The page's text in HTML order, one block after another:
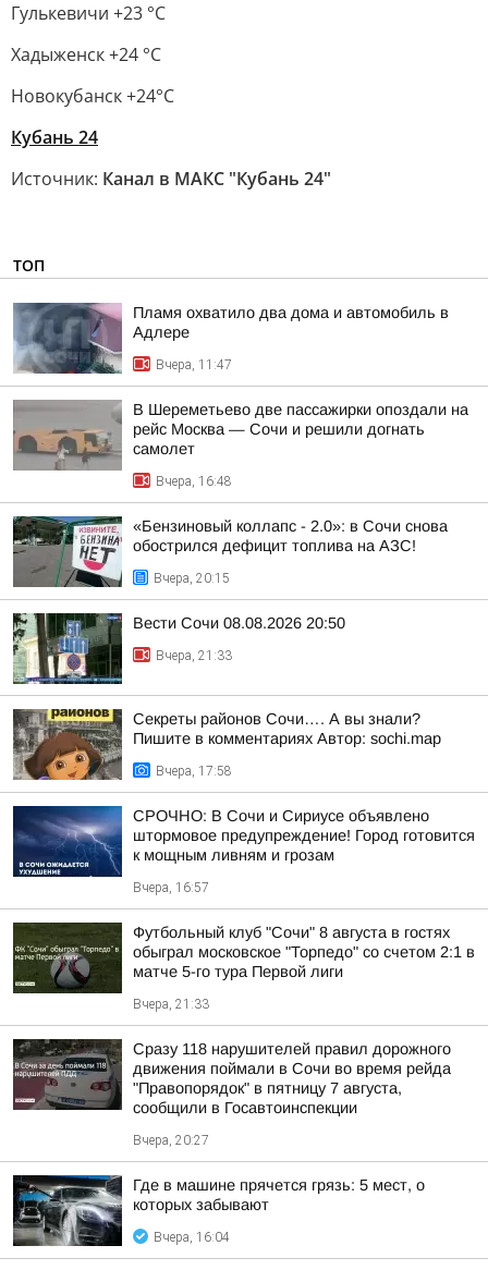
Гулькевичи +23 °С
Хадыженск +24 °С
Новокубанск +24°С
Кубань 24
Источник: Канал в МАКС "Кубань 24"
ТОП
Пламя охватило два дома и автомобиль в
Адлере
Вчера, 11:47
В Шереметьево две пассажирки опоздали на
рейс Москва — Сочи и решили догнать
самолет
Вчера, 16:48
«Бензиновый коллапс - 2.0»: в Сочи снова
обострился дефицит топлива на АЗС!
Вчера, 20:15
Вести Сочи 08.08.2026 20:50
Вчера, 21:33
Секреты районов Сочи…. А вы знали?
Пишите в комментариях Автор: sochi.map
Вчера, 17:58
СРОЧНО: В Сочи и Сириусе объявлено
штормовое предупреждение! Город готовится
к мощным ливням и грозам
Вчера, 16:57
Футбольный клуб "Сочи" 8 августа в гостях
обыграл московское "Торпедо" со счетом 2:1 в
матче 5-го тура Первой лиги
Вчера, 21:33
Сразу 118 нарушителей правил дорожного
движения поймали в Сочи во время рейда
"Правопорядок" в пятницу 7 августа,
сообщили в Госавтоинспекции
Вчера, 20:27
Где в машине прячется грязь: 5 мест, о
которых забывают
Вчера, 16:04